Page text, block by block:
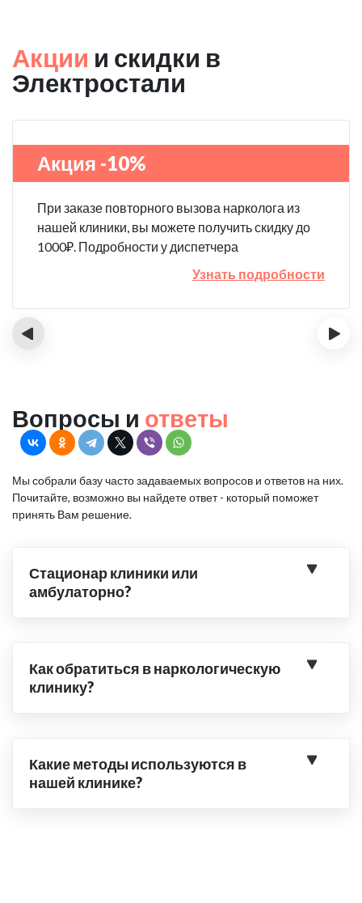
Акции и скидки в
Электростали
Акция -10%
При заказе повторного вызова нарколога из
нашей клиники, вы можете получить скидку до
1000₽. Подробности у диспетчера
Узнать подробности
‹ ›
Вопросы и ответы
Мы собрали базу часто задаваемых вопросов и ответов на них.
Почитайте, возможно вы найдете ответ - который поможет
принять Вам решение.
Стационар клиники или
амбулаторно?
Как обратиться в наркологическую
клинику?
Какие методы используются в
нашей клинике?